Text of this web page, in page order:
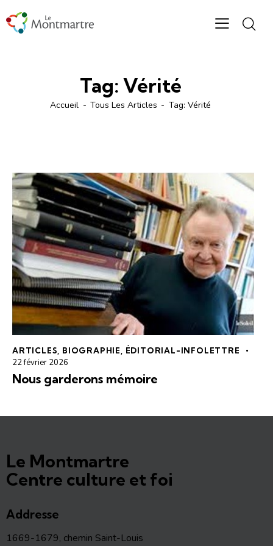
Tag: Vérité
Accueil Tous Les Articles Tag: Vérité
ARTICLES BIOGRAPHIE ÉDITORIAL-INFOLETTRE
22 février 2026
Nous garderons mémoire
Le Montmartre
Centre culture et foi
Addresse
1669-1679, chemin Saint-Louis